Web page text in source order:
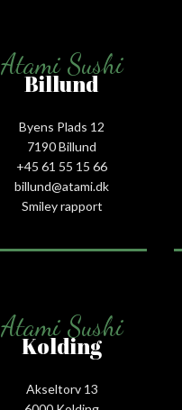
Atami Sushi
Billund
Byens Plads 12
7190 Billund
+45 61 55 15 66‬
billund@atami.dk
Smiley rapport
Atami Sushi
Kolding
Akseltorv 13